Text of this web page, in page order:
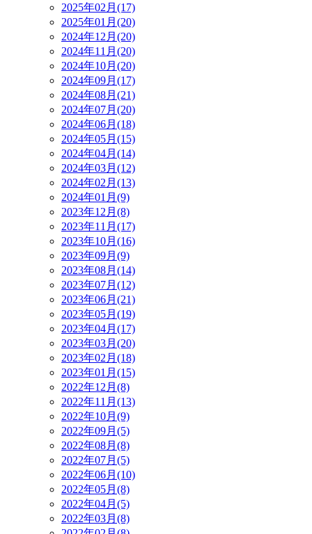
2025年02月(17)
2025年01月(20)
2024年12月(20)
2024年11月(20)
2024年10月(20)
2024年09月(17)
2024年08月(21)
2024年07月(20)
2024年06月(18)
2024年05月(15)
2024年04月(14)
2024年03月(12)
2024年02月(13)
2024年01月(9)
2023年12月(8)
2023年11月(17)
2023年10月(16)
2023年09月(9)
2023年08月(14)
2023年07月(12)
2023年06月(21)
2023年05月(19)
2023年04月(17)
2023年03月(20)
2023年02月(18)
2023年01月(15)
2022年12月(8)
2022年11月(13)
2022年10月(9)
2022年09月(5)
2022年08月(8)
2022年07月(5)
2022年06月(10)
2022年05月(8)
2022年04月(5)
2022年03月(8)